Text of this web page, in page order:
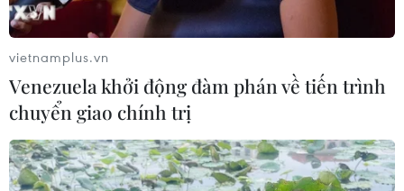
vietnamplus.vn
Venezuela khởi động đàm phán về tiến trình
chuyển giao chính trị